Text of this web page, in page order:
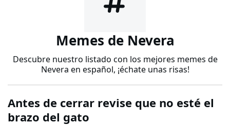
Memes de Nevera
Descubre nuestro listado con los mejores memes de
Nevera en español, ¡échate unas risas!
Antes de cerrar revise que no esté el
brazo del gato